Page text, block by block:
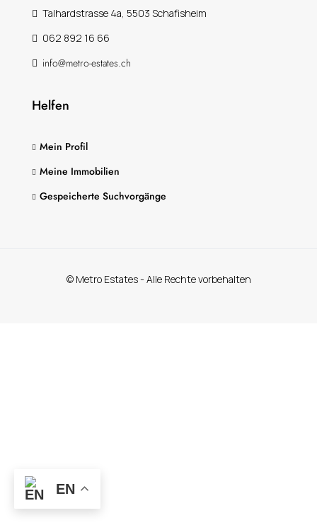
Talhardstrasse 4a, 5503 Schafisheim
062 892 16 66
info@metro-estates.ch
Helfen
Mein Profil
Meine Immobilien
Gespeicherte Suchvorgänge
© Metro Estates - Alle Rechte vorbehalten
EN